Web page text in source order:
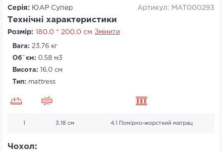
Серія: ЮАР Супер Артикул: MAT000293
Технічні характеристики
Розмір: 180.0 * 200.0 см Змінити
Вага: 23.76 кг
Об`єм: 0.58 м3
Висота: 16.0 см
Тип: mattress
1 3.18 см 4.1 Помірно-жорсткий матрац
Чохол: